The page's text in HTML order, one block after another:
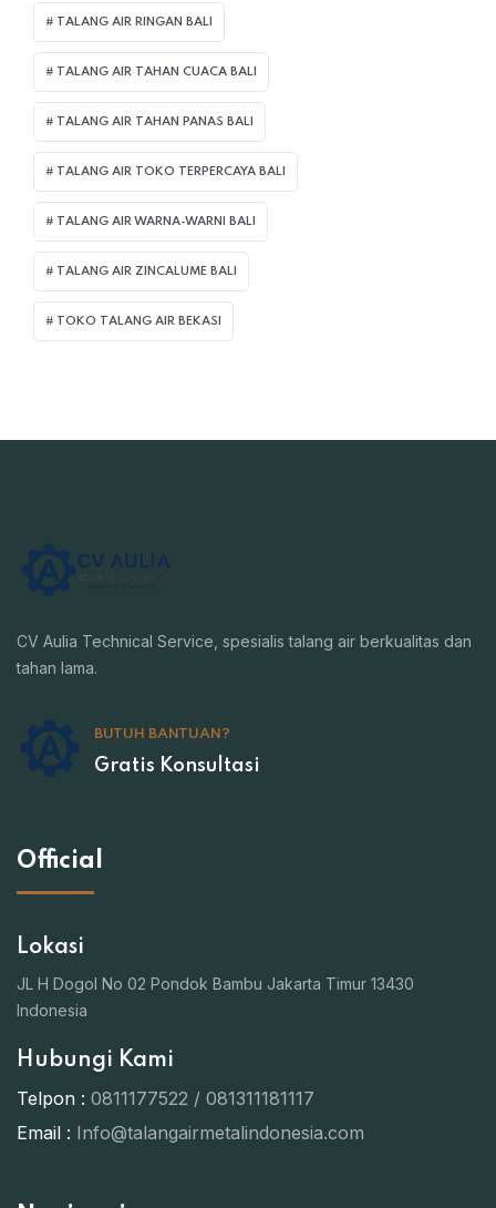
TALANG AIR RINGAN BALI
TALANG AIR TAHAN CUACA BALI
TALANG AIR TAHAN PANAS BALI
TALANG AIR TOKO TERPERCAYA BALI
TALANG AIR WARNA-WARNI BALI
TALANG AIR ZINCALUME BALI
TOKO TALANG AIR BEKASI
CV Aulia Technical Service, spesialis talang air berkualitas dan
tahan lama.
BUTUH BANTUAN?
Gratis Konsultasi
Official
Lokasi
JL H Dogol No 02 Pondok Bambu Jakarta Timur 13430
Indonesia
Hubungi Kami
Telpon : 0811177522 / 081311181117
Email : Info@talangairmetalindonesia.com